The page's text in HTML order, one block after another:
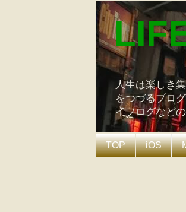
人生は楽しき
をつづるブロ
イフログなど
TOP iOS